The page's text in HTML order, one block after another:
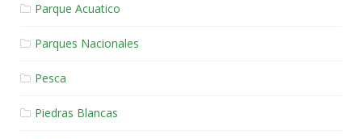
Parque Acuatico
Parques Nacionales
Pesca
Piedras Blancas